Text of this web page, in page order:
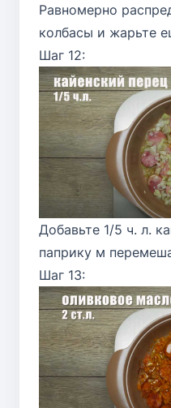
Равномерно
колбасы и жарьте
Шаг 12:
Добавьте 1/5 ч. л.
паприку м
Шаг 13: